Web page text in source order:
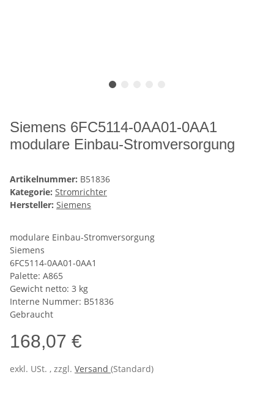
Siemens 6FC5114-0AA01-0AA1
modulare Einbau-Stromversorgung
Artikelnummer: B51836
Kategorie: Stromrichter
Hersteller: Siemens
modulare Einbau-Stromversorgung
Siemens
6FC5114-0AA01-0AA1
Palette: A865
Gewicht netto: 3 kg
Interne Nummer: B51836
Gebraucht
168,07 €
exkl. USt. , zzgl. Versand (Standard)